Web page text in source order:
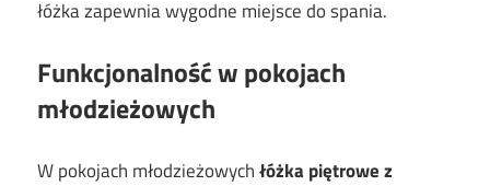
łóżka zapewnia wygodne miejsce do spania.
Funkcjonalność w pokojach
młodzieżowych
W pokojach młodzieżowychłóżka piętrowe z